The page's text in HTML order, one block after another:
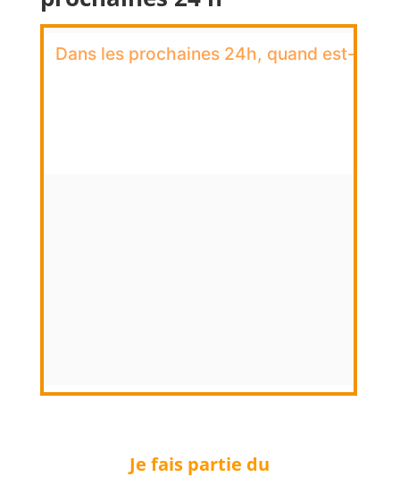
Je fais partie du